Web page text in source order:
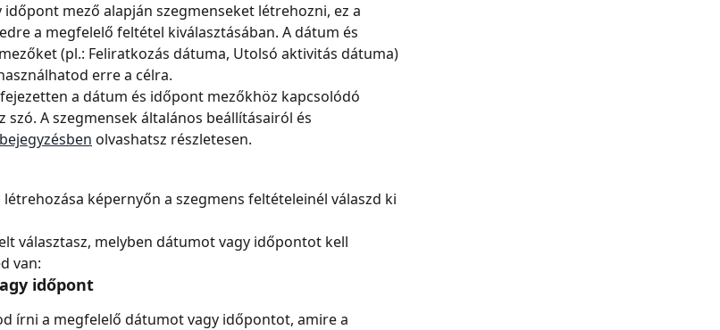
mező alapján szegmenseket létrehozni, ez a
a megfelelő feltétel kiválasztásában. A dátum és
(pl.: Feliratkozás dátuma, Utolsó aktivitás dátuma)
erre a célra.
a dátum és időpont mezőkhöz kapcsolódó
szó. A szegmensek általános beállításairól és
olvashatsz részletesen.
képernyőn a szegmens feltételeinél válaszd ki
választasz, melyben dátumot vagy időpontot kell
van:
időpont
írni a megfelelő dátumot vagy időpontot, amire a